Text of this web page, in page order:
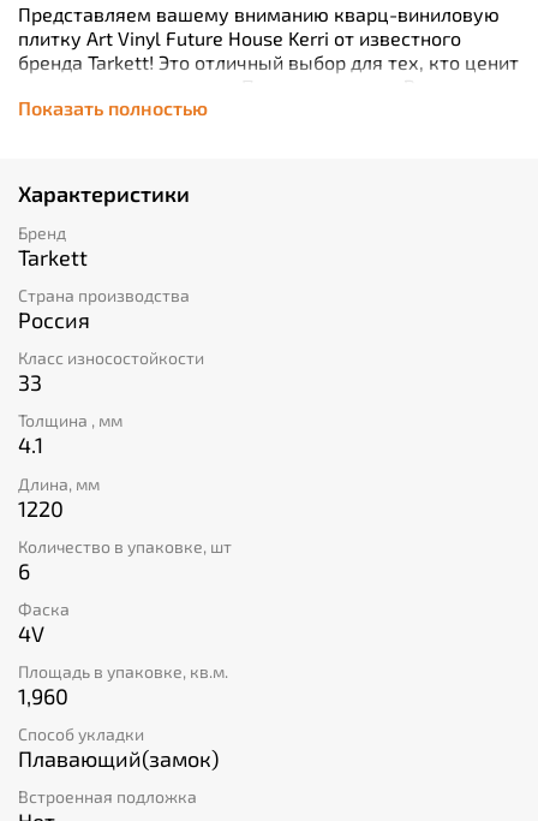
Представляем вашему вниманию кварц-виниловую
плитку Art Vinyl Future House Kerri от известного
бренда Tarkett! Это отличный выбор для тех, кто ценит
качество и надежность. Произведенное в России
изделие обладает классом износостойкости 33, что
составляет 4.1 мм, а длина - 1220 мм, благодаря чему
она идеально подойдет для любого помещения.
Упаковка содержит 6 штук общей площадью 1,960
квадратных метров, что позволяет покрыть большую
Благодаря плавающему способу укладки (замок)
процесс монтажа становится быстрым и простым.
Плитка имеет защитный слой толщиной 0,55 мм,
который обеспечивает ее устойчивость к
повреждениям. Кроме того, эта модель соответствует
высокому классу пожаробезопасности КМ2. Не
упустите возможность приобрести качественную
Показать полностью
Характеристики
Бренд
Tarkett
Страна производства
Россия
Класс износостойкости
33
Толщина , мм
4.1
Длина, мм
1220
Количество в упаковке, шт
6
Фаска
4V
Площадь в упаковке, кв.м.
1,960
Способ укладки
Плавающий(замок)
Встроенная подложка